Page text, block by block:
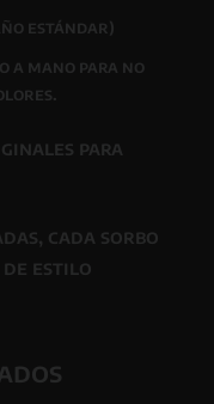
estándar)
a mano para no
para
cada sorbo
estilo